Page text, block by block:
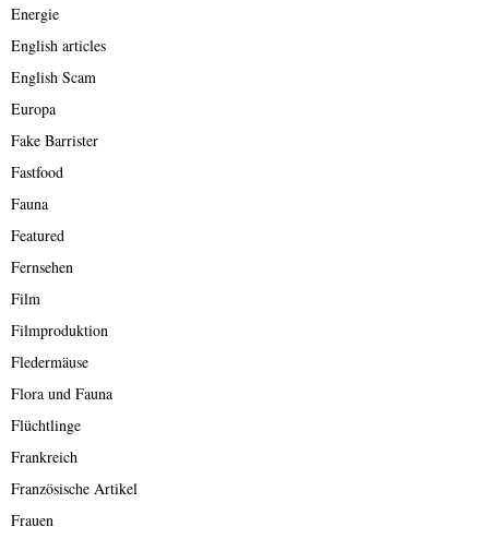
Energie
English articles
English Scam
Europa
Fake Barrister
Fastfood
Fauna
Featured
Fernsehen
Film
Filmproduktion
Fledermäuse
Flora und Fauna
Flüchtlinge
Frankreich
Französische Artikel
Frauen